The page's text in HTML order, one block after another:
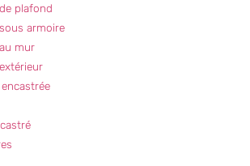
plafond
armoire
mur